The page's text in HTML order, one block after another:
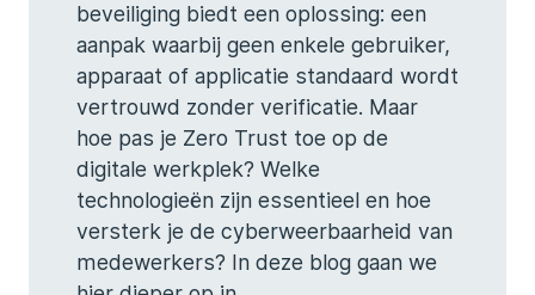
beveiliging biedt een oplossing: een
aanpak waarbij geen enkele gebruiker,
apparaat of applicatie standaard wordt
vertrouwd zonder verificatie. Maar
hoe pas je Zero Trust toe op de
digitale werkplek? Welke
technologieën zijn essentieel en hoe
versterk je de cyberweerbaarheid van
medewerkers? In deze blog gaan we